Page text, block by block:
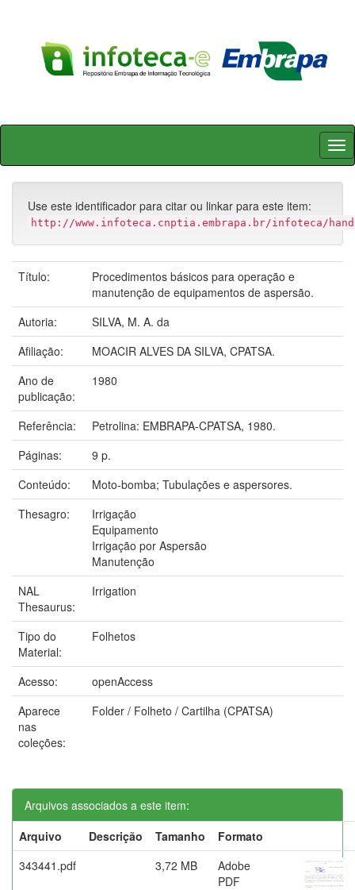
Skip
Use este identificador para citar ou linkar para este item:
http://www.infoteca.cnptia.embrapa.br/infoteca/
Título:
Procedimentos básicos para operação e
manutenção de equipamentos de aspersão.
Autoria:
SILVA, M. A. da
Afiliação:
MOACIR ALVES DA SILVA, CPATSA.
Ano de
publicação:
1980
Referência:
Petrolina: EMBRAPA-CPATSA, 1980.
Páginas:
9 p.
Conteúdo:
Moto-bomba; Tubulações e aspersores.
Thesagro:
Irrigação
Equipamento
Irrigação por Aspersão
Manutenção
NAL
Thesaurus:
Irrigation
Tipo do
Material:
Folhetos
Acesso:
openAccess
Aparece
nas
coleções:
Folder / Folheto / Cartilha (CPATSA)
Arquivos associados a este item:
Arquivo
Descrição Tamanho
Formato
343441.pdf
3,72 MB
Adobe
PDF